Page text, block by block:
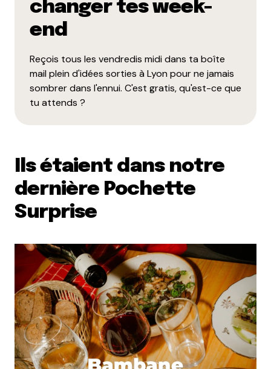
changer tes week-
end
Reçois tous les vendredis midi dans ta boîte
mail plein d'idées sorties à Lyon pour ne jamais
sombrer dans l'ennui. C'est gratis, qu'est-ce que
tu attends ?
Ils étaient dans notre
dernière Pochette
Surprise